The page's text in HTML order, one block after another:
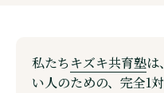
私たちキズキ共育塾は
い人のための、完全1